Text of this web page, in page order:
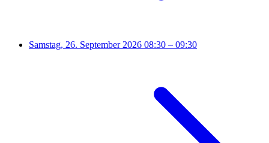
Samstag, 26. September 2026 08:30 – 09:30